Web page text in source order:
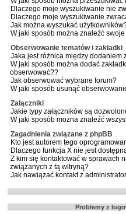
Dlaczego moje wyszukiwanie nie
Dlaczego moje wyszukiwanie
Jak można wyszukać
W jaki sposób można znaleźć
Obserwowanie tematów i zakładki
Jaka jest różnica między dodaniem
W jaki sposób można dodać
obserwować??
Jak obserwować wybrane forum?
W jaki sposób usunąć
Załączniki
Jakie typy załączników są
W jaki sposób można znaleźć
Zagadnienia związane z phpBB
Kto jest autorem tego
Dlaczego funkcja X nie jest
Z kim się kontaktować w sprawach
związanych z tą witryną?
Jak nawiązać kontakt z
Problemy z